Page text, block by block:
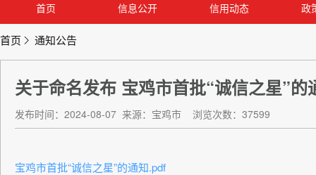
首页 信息公开 信用动态 政
首页 通知公告
关于命名发布 宝鸡市首批“诚信之星”的
发布时间：2024-08-07 来源：宝鸡市 浏览次数：37599
宝鸡市首批“诚信之星”的通知.pdf